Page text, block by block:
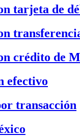
tarjeta de
crédito de
efectivo
transacción